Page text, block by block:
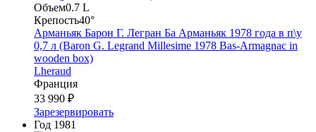
Объем0.7 L
Крепость40°
Арманьяк Барон Г. Легран Ба Арманьяк 1978 года в п\у
0,7 л (Baron G. Legrand Millesime 1978 Bas-Armagnac in
wooden box)
Lheraud
Франция
33 990 ₽
Зарезервировать
Год 1981